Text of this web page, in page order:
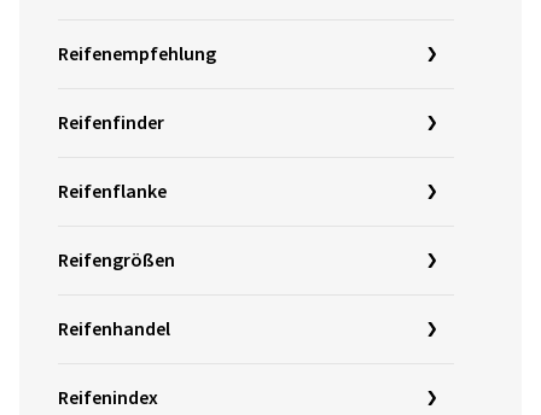
Reifenempfehlung
Reifenfinder
Reifenflanke
Reifengrößen
Reifenhandel
Reifenindex